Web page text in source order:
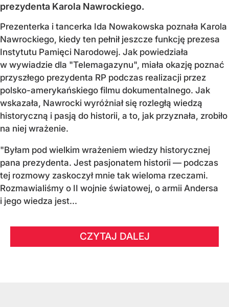
prezydenta Karola Nawrockiego.
Prezenterka i tancerka Ida Nowakowska poznała Karola
Nawrockiego, kiedy ten pełnił jeszcze funkcję prezesa
Instytutu Pamięci Narodowej. Jak powiedziała
w wywiadzie dla "Telemagazynu", miała okazję poznać
przyszłego prezydenta RP podczas realizacji przez
polsko-amerykańskiego filmu dokumentalnego. Jak
wskazała, Nawrocki wyróżniał się rozległą wiedzą
historyczną i pasją do historii, a to, jak przyznała, zrobiło
na niej wrażenie.
"Byłam pod wielkim wrażeniem wiedzy historycznej
pana prezydenta. Jest pasjonatem historii — podczas
tej rozmowy zaskoczył mnie tak wieloma rzeczami.
Rozmawialiśmy o II wojnie światowej, o armii Andersa
i jego wiedza jest...
CZYTAJ DALEJ